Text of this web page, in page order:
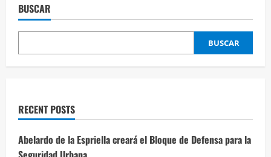
BUSCAR
BUSCAR
RECENT POSTS
Abelardo de la Espriella creará el Bloque de Defensa para la